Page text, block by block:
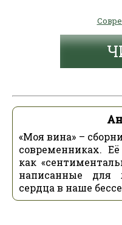
«Моя вина» –
современниках.
как
написанные для
сердца в наше